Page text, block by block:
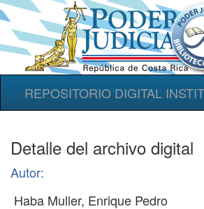
REPOSITORIO DIGITAL
Detalle del archivo digital
Autor: